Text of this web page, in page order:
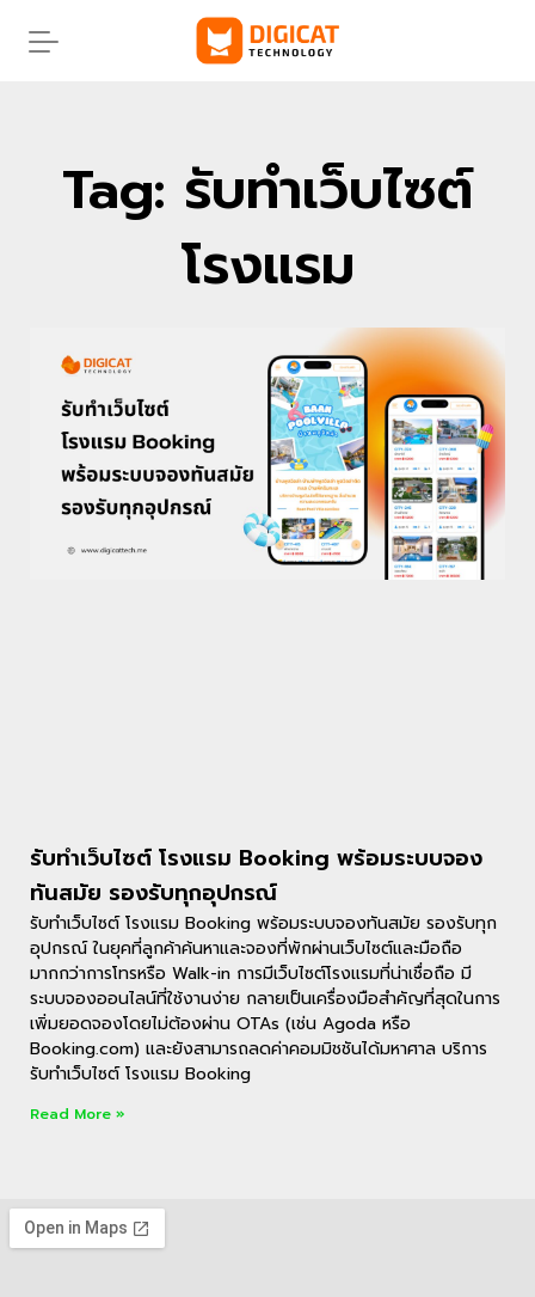
Tag: รับทําเว็บไซต์
โรงแรม
รับทําเว็บไซต์ โรงแรม Booking พร้อมระบบจอง
ทันสมัย รองรับทุกอุปกรณ์
รับทําเว็บไซต์ โรงแรม Booking พร้อมระบบจองทันสมัย รองรับทุก
อุปกรณ์ ในยุคที่ลูกค้าค้นหาและจองที่พักผ่านเว็บไซต์และมือถือ
มากกว่าการโทรหรือ Walk-in การมีเว็บไซต์โรงแรมที่น่าเชื่อถือ มี
ระบบจองออนไลน์ที่ใช้งานง่าย กลายเป็นเครื่องมือสำคัญที่สุดในการ
เพิ่มยอดจองโดยไม่ต้องผ่าน OTAs (เช่น Agoda หรือ
Booking.com) และยังสามารถลดค่าคอมมิชชันได้มหาศาล บริการ
รับทําเว็บไซต์ โรงแรม Booking
Read More »